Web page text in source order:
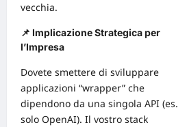
vecchia.
📌 Implicazione Strategica per
l’Impresa
Dovete smettere di sviluppare
applicazioni “wrapper” che
dipendono da una singola API (es.
solo OpenAI). Il vostro stack